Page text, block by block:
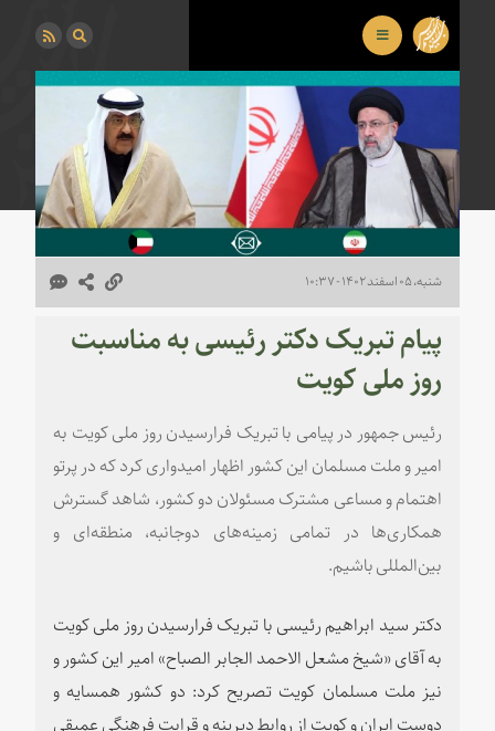
شنبه، ۰۵ اسفند ۱۴۰۲ - ۱۰:۳۷
پیام تبریک دکتر رئیسی به مناسبت
روز ملی کویت
رئیس جمهور در پیامی با تبریک فرارسیدن روز ملی کویت به
امیر و ملت مسلمان این کشور اظهار امیدواری کرد که در پرتو
اهتمام و مساعی مشترک مسئولان دو کشور، شاهد گسترش
همکاری‌ها در تمامی زمینه‌های دوجانبه، منطقه‌ای و
بین‌المللی باشیم.
دکتر سید ابراهیم رئیسی با تبریک فرارسیدن روز ملی کویت
به آقای «شیخ مشعل الاحمد الجابر الصباح» امیر این کشور و
نیز ملت مسلمان کویت تصریح کرد: دو کشور همسایه و
دوست ایران و کویت از روابط دیرینه و قرابت فرهنگی عمیقی